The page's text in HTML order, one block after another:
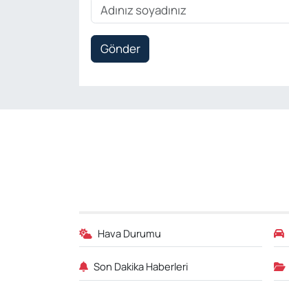
Gönder
Hava Durumu
Son Dakika Haberleri